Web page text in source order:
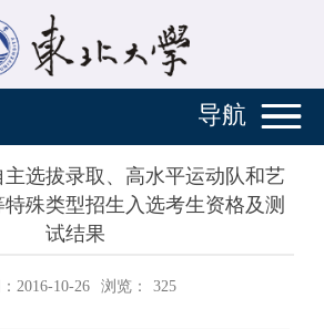
导航
主选拔录取、高水平运动队和艺
殊类型招生入选考生资格及测
试结果
2016-10-26 浏览： 325